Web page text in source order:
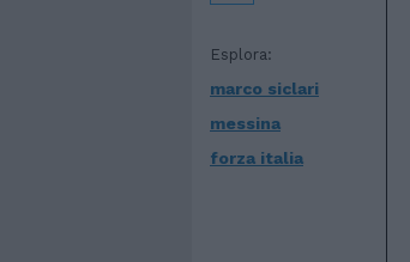
Esplora:
marco siclari
messina
forza italia